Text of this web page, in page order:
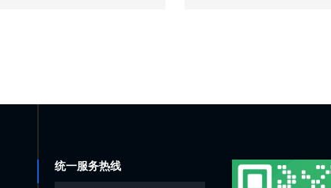
统一服务热线